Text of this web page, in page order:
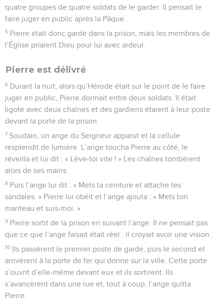
quatre groupes de quatre soldats de le garder. Il pensait le
faire juger en public après la Pâque.
5 Pierre était donc gardé dans la prison, mais les membres de
l’Église priaient Dieu pour lui avec ardeur.
Pierre est délivré
6 Durant la nuit, alors qu’Hérode était sur le point de le faire
juger en public, Pierre dormait entre deux soldats. Il était
ligoté avec deux chaînes et des gardiens étaient à leur poste
devant la porte de la prison.
7 Soudain, un ange du Seigneur apparut et la cellule
resplendit de lumière. L’ange toucha Pierre au côté, le
réveilla et lui dit : « Lève-toi vite ! » Les chaînes tombèrent
alors de ses mains.
8 Puis l’ange lui dit : « Mets ta ceinture et attache tes
sandales. » Pierre lui obéit et l’ange ajouta : « Mets ton
manteau et suis-moi. »
9 Pierre sortit de la prison en suivant l’ange. Il ne pensait pas
que ce que l’ange faisait était réel : il croyait avoir une vision.
10 Ils passèrent le premier poste de garde, puis le second et
arrivèrent à la porte de fer qui donne sur la ville. Cette porte
s’ouvrit d’elle-même devant eux et ils sortirent. Ils
s’avancèrent dans une rue et, tout à coup, l’ange quitta
Pierre.